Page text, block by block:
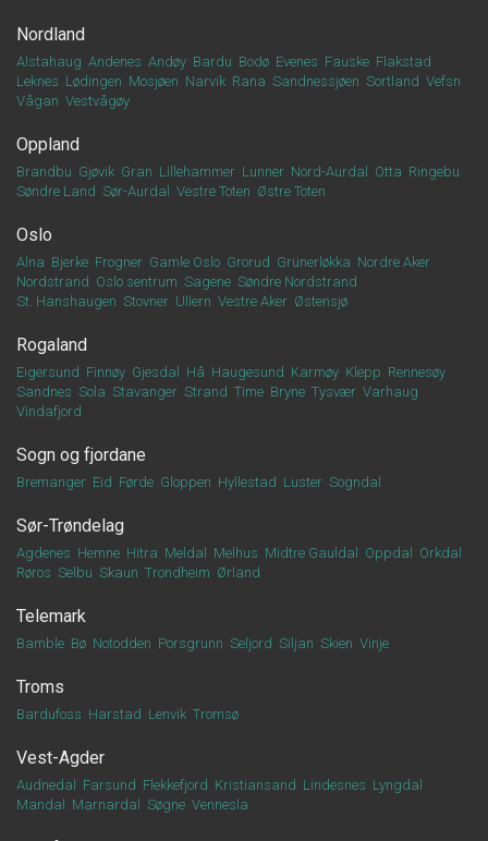
Nordland
Alstahaug Andenes Andøy Bardu Bodø Evenes Fauske Flakstad
Leknes Lødingen Mosjøen Narvik Rana Sandnessjøen Sortland Vefsn
Vågan Vestvågøy
Oppland
Brandbu Gjøvik Gran Lillehammer Lunner Nord-Aurdal Otta Ringebu
Søndre Land Sør-Aurdal Vestre Toten Østre Toten
Oslo
Alna Bjerke Frogner Gamle Oslo Grorud Grünerløkka Nordre Aker
Nordstrand Oslo sentrum Sagene Søndre Nordstrand
St. Hanshaugen Stovner Ullern Vestre Aker Østensjø
Rogaland
Eigersund Finnøy Gjesdal Hå Haugesund Karmøy Klepp Rennesøy
Sandnes Sola Stavanger Strand Time Bryne Tysvær Varhaug
Vindafjord
Sogn og fjordane
Bremanger Eid Førde Gloppen Hyllestad Luster Sogndal
Sør-Trøndelag
Agdenes Hemne Hitra Meldal Melhus Midtre Gauldal Oppdal
Orkdal
Røros Selbu Skaun Trondheim Ørland
Telemark
Bamble Bø Notodden Porsgrunn Seljord Siljan Skien Vinje
Troms
Bardufoss Harstad Lenvik Tromsø
Vest-Agder
Audnedal Farsund Flekkefjord Kristiansand Lindesnes Lyngdal
Mandal
Marnardal Søgne Vennesla